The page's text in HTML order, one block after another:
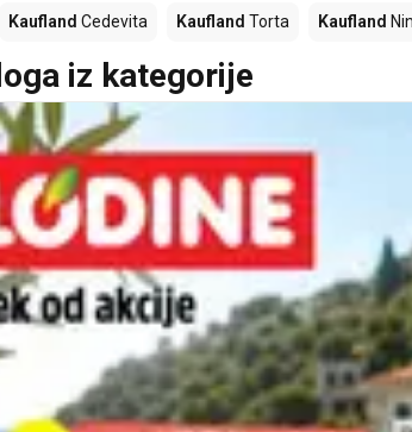
Kaufland Cedevita Kaufland Torta Kaufland
iz kategorije